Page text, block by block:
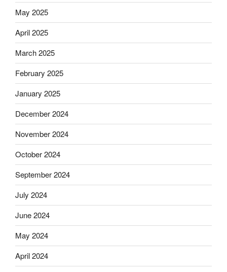
May 2025
April 2025
March 2025
February 2025
January 2025
December 2024
November 2024
October 2024
September 2024
July 2024
June 2024
May 2024
April 2024